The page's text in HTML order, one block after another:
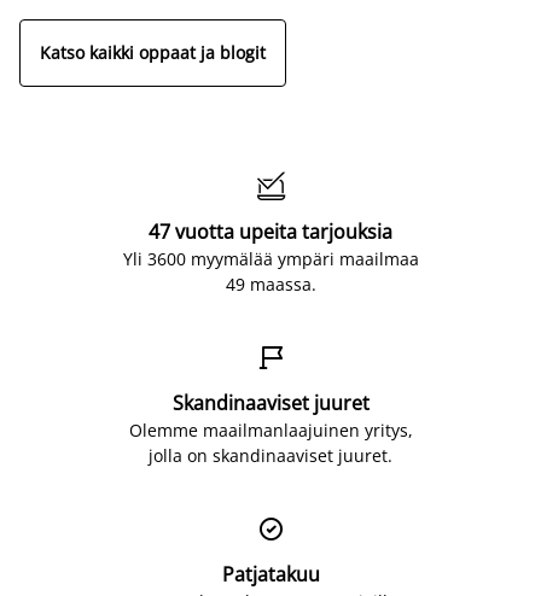
Katso kaikki oppaat ja blogit

47 vuotta upeita tarjouksia
Yli 3600 myymälää ympäri maailmaa
49 maassa.

Skandinaaviset juuret
Olemme maailmanlaajuinen yritys,
jolla on skandinaaviset juuret.

Patjatakuu